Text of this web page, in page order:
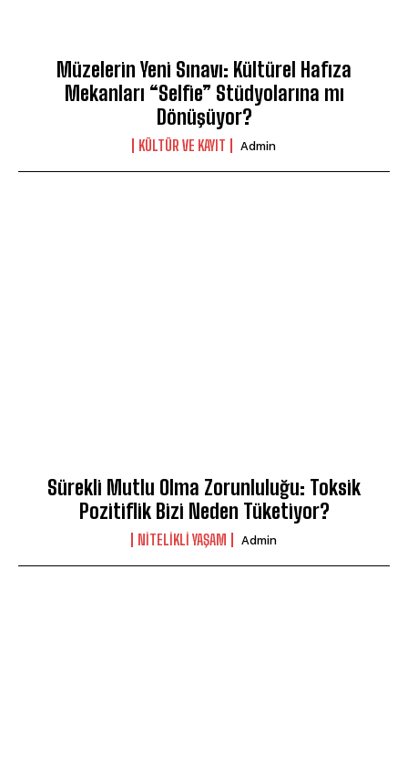
Müzelerin Yeni Sınavı: Kültürel Hafıza
Mekanları “Selfie” Stüdyolarına mı
Dönüşüyor?
KÜLTÜR VE KAYIT Admin
Sürekli Mutlu Olma Zorunluluğu: Toksik
Pozitiflik Bizi Neden Tüketiyor?
NITELIKLI YAŞAM Admin